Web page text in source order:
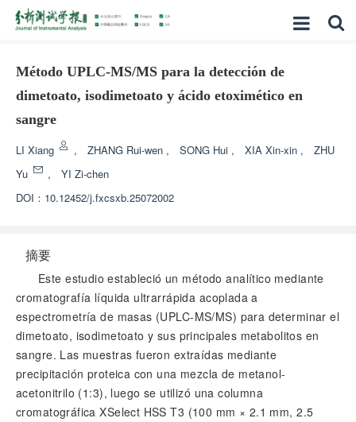
Método UPLC-MS/MS para la detección de
dimetoato, isodimetoato y ácido etoximético en
sangre
LI Xiang , ZHANG Rui-wen , SONG Hui , XIA Xin-xin ,
ZHU
Yu
,
YI Zi-chen
DOI： 10.12452/j.fxcsxb.25072002
摘要
Este estudio estableció un método analítico mediante
cromatografía líquida ultrarrápida acoplada a
espectrometría de masas (UPLC-MS/MS) para determinar el
dimetoato, isodimetoato y sus principales metabolitos en
sangre. Las muestras fueron extraídas mediante
precipitación proteica con una mezcla de metanol-
acetonitrilo (1:3), luego se utilizó una columna
cromatográfica XSelect HSS T3 (100 mm × 2.1 mm, 2.5